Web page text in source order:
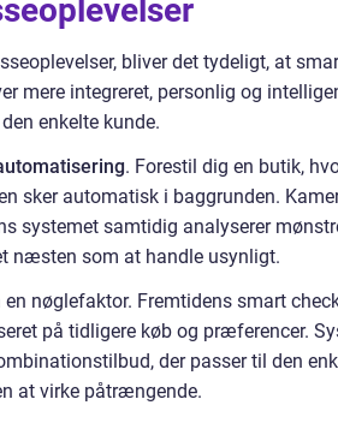
bliver det tydeligt, at
mere integreret, personlig og
enkelte kunde.
. Forestil dig en butik,
sker automatisk i baggrunden.
systemet samtidig analyserer
næsten som at handle usynligt.
nøglefaktor. Fremtidens smart
på tidligere køb og præferencer.
der passer til den
at virke påtrængende.